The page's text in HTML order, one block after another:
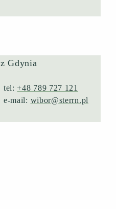
tel:+48 789 727 121
e-mail: wibor@sterrn.pl